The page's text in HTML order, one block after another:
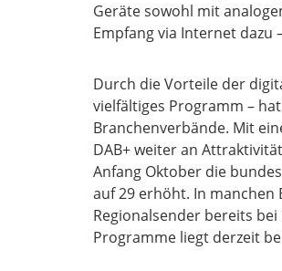
Geräte sowohl mit
Empfang via Internet dazu
Durch die Vorteile der
vielfältiges Programm –
Branchenverbände. Mit
DAB+ weiter an
Anfang Oktober die
auf 29 erhöht. In manchen
Regionalsender bereits
Programme liegt derzeit